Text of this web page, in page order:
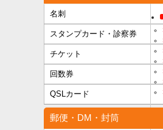
名刺
スタンプカード・診察券
チケット
回数券
QSLカード
郵便・DM・封筒